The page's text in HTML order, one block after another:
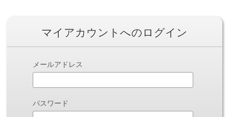
マイアカウントへのログイン
メールアドレス
パスワード